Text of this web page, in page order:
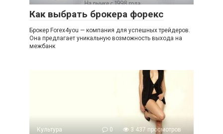
Как выбрать брокера форекс
Брокер Forex4you — компания для успешных трейдеров.
Она предлагает уникальную возможность выхода на
межбанк
Культура 0 3 437 просмотров